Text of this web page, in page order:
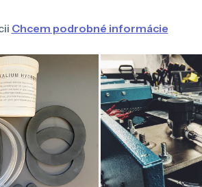
Chcem podrobné informácie